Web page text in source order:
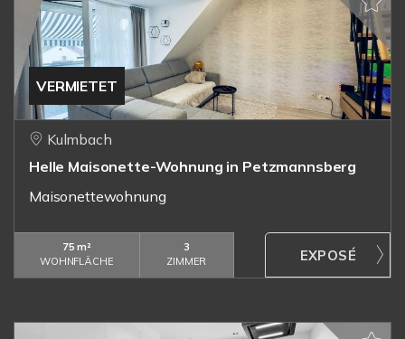
VERMIETET
Kulmbach
Helle Maisonette-Wohnung in Petzmannsberg
Maisonettewohnung
75 m²
WOHNFLÄCHE
3
ZIMMER